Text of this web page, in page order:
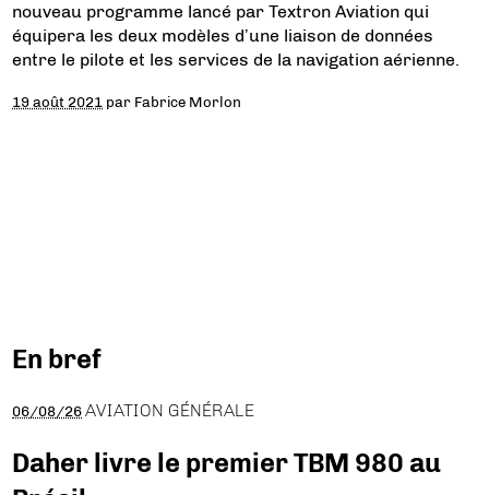
nouveau programme lancé par Textron Aviation qui
équipera les deux modèles d’une liaison de données
entre le pilote et les services de la navigation aérienne.
19 août 2021 par Fabrice Morlon
En bref
06/08/26 AVIATION GÉNÉRALE
Daher livre le premier TBM 980 au